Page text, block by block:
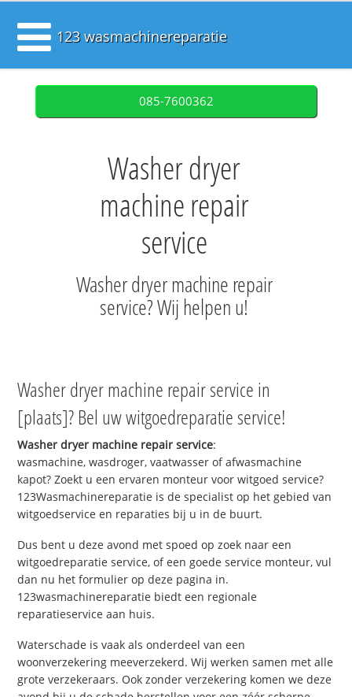
123 wasmachinereparatie
085-7600362
Washer dryer
machine repair
service
Washer dryer machine repair
service? Wij helpen u!
Washer dryer machine repair service in
[plaats]? Bel uw witgoedreparatie service!
Washer dryer machine repair service:
wasmachine, wasdroger, vaatwasser of afwasmachine
kapot? Zoekt u een ervaren monteur voor witgoed service?
123Wasmachinereparatie is de specialist op het gebied van
witgoedservice en reparaties bij u in de buurt.
Dus bent u deze avond met spoed op zoek naar een
witgoedreparatie service, of een goede service monteur, vul
dan nu het formulier op deze pagina in.
123wasmachinereparatie biedt een regionale
reparatieservice aan huis.
Waterschade is vaak als onderdeel van een
woonverzekering meeverzekerd. Wij werken samen met alle
grote verzekeraars. Ook zonder verzekering komen we deze